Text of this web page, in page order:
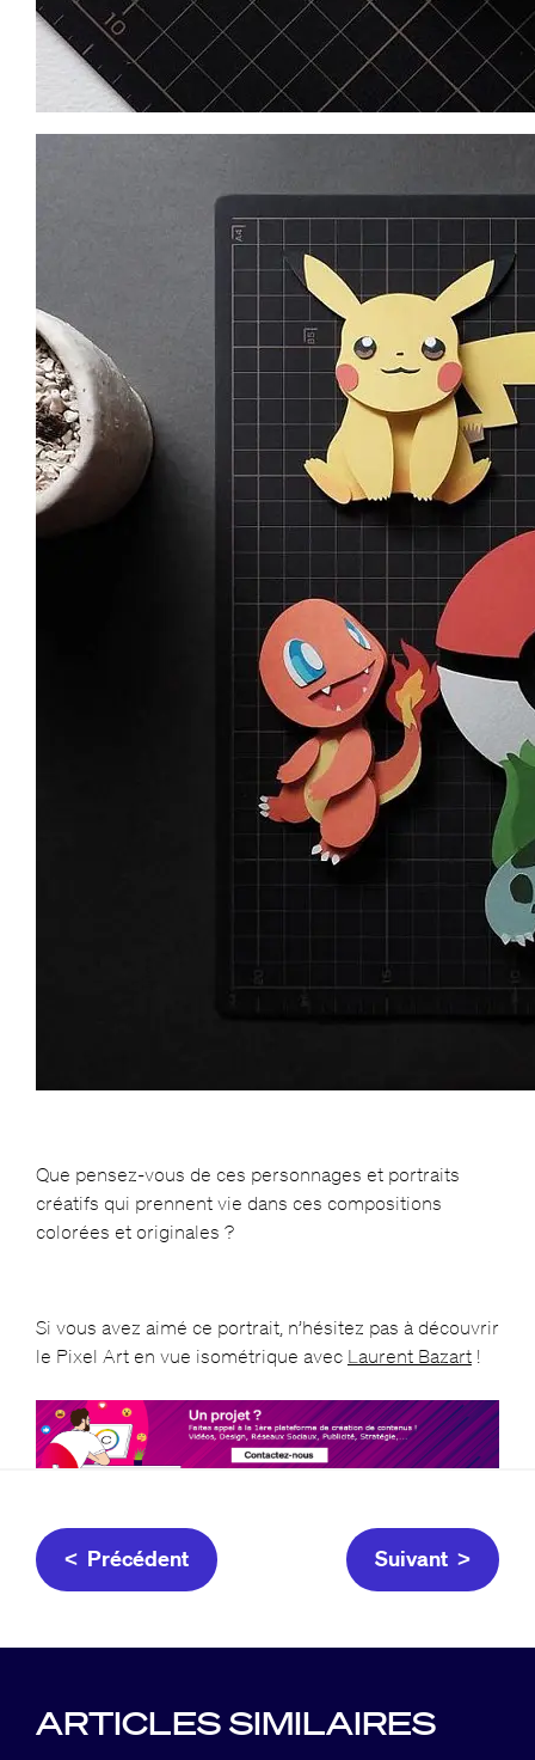
Que pensez-vous de ces personnages et portraits
créatifs qui prennent vie dans ces compositions
colorées et originales ?
Si vous avez aimé ce portrait, n’hésitez pas à découvrir
le Pixel Art en vue isométrique avec Laurent Bazart!
< Précédent Suivant >
ARTICLES SIMILAIRES